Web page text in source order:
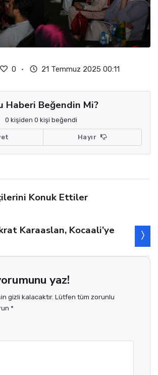
0 21 Temmuz 2025 00:11
Haberi Beğendin Mi?
0 kişiden 0 kişi beğendi
Hayır
Konuk Ettiler
Karaaslan, Kocaali’ye
yaz!
gizli kalacaktır. Lütfen tüm zorunlu
*